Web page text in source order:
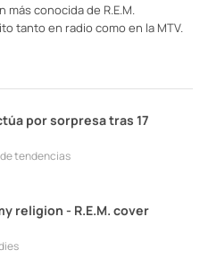
más conocida de R.E.M.
tanto en radio como en la MTV.
por sorpresa tras 17
tendencias
religion - R.E.M. cover